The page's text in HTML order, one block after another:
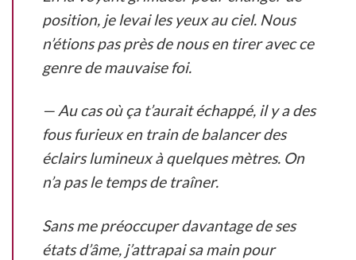
position, je levai les yeux au ciel. Nous
n’étions pas près de nous en tirer avec ce
genre de mauvaise foi.
— Au cas où ça t’aurait échappé, il y a des
fous furieux en train de balancer des
éclairs lumineux à quelques mètres. On
n’a pas le temps de traîner.
Sans me préoccuper davantage de ses
états d’âme, j’attrapai sa main pour